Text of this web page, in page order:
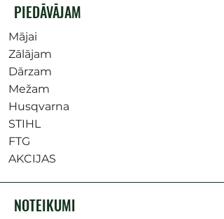
PIEDĀVĀJAM
Mājai
Zālājam
Dārzam
Mežam
Husqvarna
STIHL
FTG
AKCIJAS
NOTEIKUMI